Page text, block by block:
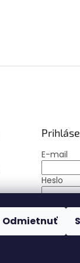
Odmietnuť
E-mail
Heslo
Nová